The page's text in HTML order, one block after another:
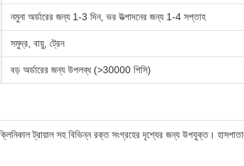
নমুনা অর্ডারের জন্য 1-3 দিন, ভর উত্পাদনের জন্য 1-4 সপ্তাহ
সমুদ্র, বায়ু, ট্রেন
বড় অর্ডারের জন্য উপলব্ধ (>30000 পিসি)
ট্রায়াল সহ বিভিন্ন রক্ত সংগ্রহের দৃশ্যের জন্য উপযুক্ত।